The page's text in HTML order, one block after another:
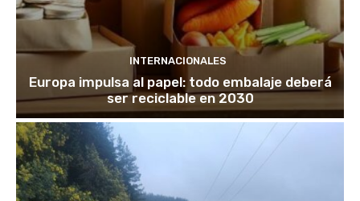
INTERNACIONALES
Europa impulsa al papel: todo embalaje deberá
ser reciclable en 2030